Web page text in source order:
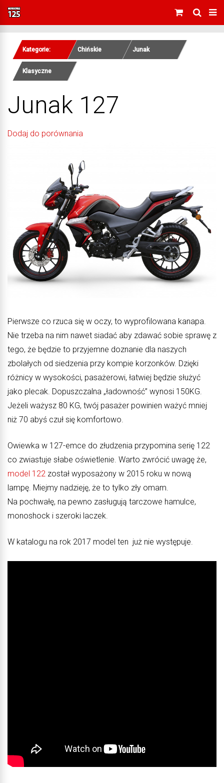
Kategorie: Chińskie Junak
Klasyczne
Junak 127
Dodaj do porównania
Pierwsze co rzuca się w oczy, to wyprofilowana kanapa.
Nie trzeba na nim nawet siadać aby zdawać sobie sprawę z
tego, że będzie to przyjemne doznanie dla naszych
zbolałych od siedzenia przy kompie korzonków. Dzięki
różnicy w wysokości, pasażerowi, łatwiej będzie służyć
jako plecak. Dopuszczalna „ładowność” wynosi 150KG.
Jeżeli ważysz 80 KG, twój pasażer powinien ważyć mniej
niż 70 abyś czuł się komfortowo.
Owiewka w 127-emce do złudzenia przypomina serię 122
co zwiastuje słabe oświetlenie. Warto zwrócić uwagę że,
model 122 został wyposażony w 2015 roku w nową
lampę. Miejmy nadzieję, że to tylko zły omam.
Na pochwałę, na pewno zasługują tarczowe hamulce,
monoshock i szeroki laczek.
W katalogu na rok 2017 model ten już nie występuje.